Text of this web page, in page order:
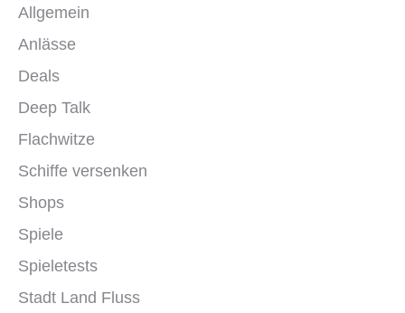
Allgemein
Anlässe
Deals
Deep Talk
Flachwitze
Schiffe versenken
Shops
Spiele
Spieletests
Stadt Land Fluss